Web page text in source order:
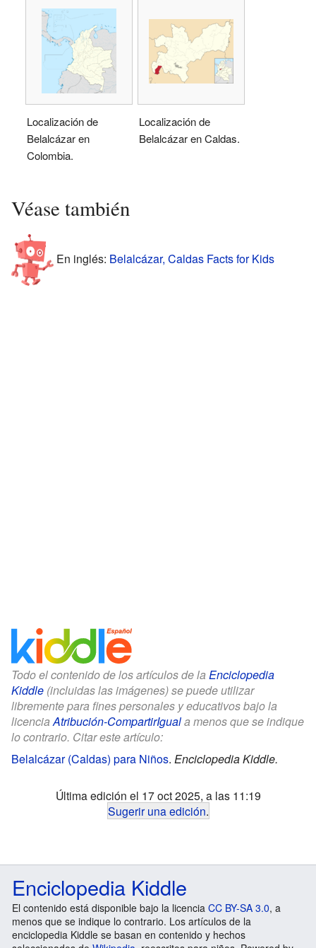
Localización de
Belalcázar en
Colombia.
Localización de
Belalcázar en Caldas.
Véase también
En inglés: Belalcázar, Caldas Facts for Kids
Todo el contenido de los artículos de la Enciclopedia
Kiddle (incluidas las imágenes) se puede utilizar
libremente para fines personales y educativos bajo la
licenciaAtribución-CompartirIguala menos que se indique
lo contrario. Citar este artículo:
Belalcázar (Caldas) para Niños. Enciclopedia Kiddle.
Última edición el 17 oct 2025, a las 11:19
Sugerir una edición.
Enciclopedia Kiddle
El contenido está disponible bajo la licencia CC BY-SA 3.0, a
menos que se indique lo contrario. Los artículos de la
enciclopedia Kiddle se basan en contenido y hechos